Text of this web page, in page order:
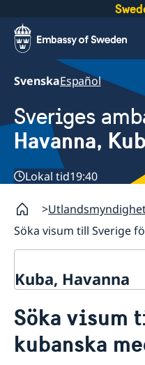
SvenskaEspañol
Sveriges
Havanna,
Lokal tid19:40
Söka visum till Sverige
Kuba, Havanna
Om oss
Dataskyddspolicy för
Personal
Så stöttar vi svenska
Söka visum
kubanska